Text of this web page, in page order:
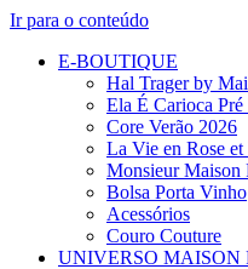
Ir para o conteúdo
E-BOUTIQUE
Hal Trager by
Ela É Carioca
Core Verão 2026
La Vie en Rose
Monsieur Maison
Bolsa Porta Vinho
Acessórios
Couro Couture
UNIVERSO MAISON